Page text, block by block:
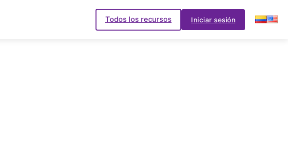
Todos los recursos Iniciar sesión